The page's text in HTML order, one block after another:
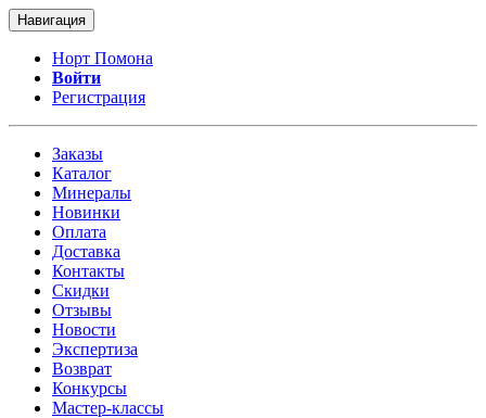
Навигация
Норт Помона
Войти
Регистрация
Заказы
Каталог
Минералы
Новинки
Оплата
Доставка
Контакты
Скидки
Отзывы
Новости
Экспертиза
Возврат
Конкурсы
Мастер-классы